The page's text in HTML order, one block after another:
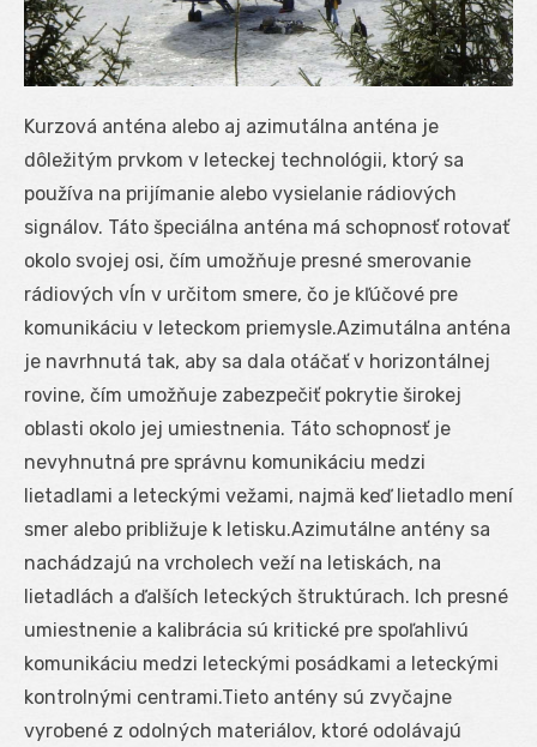
Kurzová anténa alebo aj azimutálna anténa je
dôležitým prvkom v leteckej technológii, ktorý sa
používa na prijímanie alebo vysielanie rádiových
signálov. Táto špeciálna anténa má schopnosť rotovať
okolo svojej osi, čím umožňuje presné smerovanie
rádiových vĺn v určitom smere, čo je kľúčové pre
komunikáciu v leteckom priemysle.Azimutálna anténa
je navrhnutá tak, aby sa dala otáčať v horizontálnej
rovine, čím umožňuje zabezpečiť pokrytie širokej
oblasti okolo jej umiestnenia. Táto schopnosť je
nevyhnutná pre správnu komunikáciu medzi
lietadlami a leteckými vežami, najmä keď lietadlo mení
smer alebo približuje k letisku.Azimutálne antény sa
nachádzajú na vrcholech veží na letiskách, na
lietadlách a ďalších leteckých štruktúrach. Ich presné
umiestnenie a kalibrácia sú kritické pre spoľahlivú
komunikáciu medzi leteckými posádkami a leteckými
kontrolnými centrami.Tieto antény sú zvyčajne
vyrobené z odolných materiálov, ktoré odolávajú